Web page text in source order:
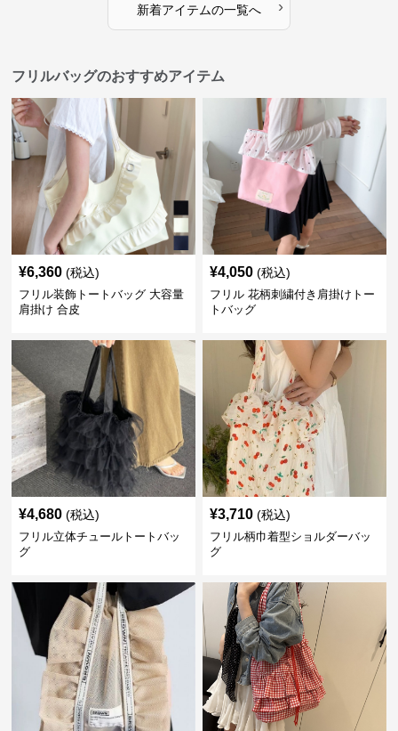
新着アイテムの一覧へ ›
フリルバッグのおすすめアイテム
¥6,360 (税込)
フリル装飾トートバッグ 大容量
肩掛け 合皮
¥4,050 (税込)
フリル 花柄刺繍付き肩掛けトー
トバッグ
¥4,680 (税込)
フリル立体チュールトートバッ
グ
¥3,710 (税込)
フリル柄巾着型ショルダーバッ
グ